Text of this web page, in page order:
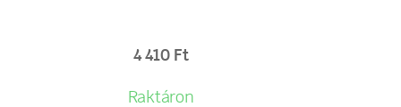
4 410 Ft
Raktáron